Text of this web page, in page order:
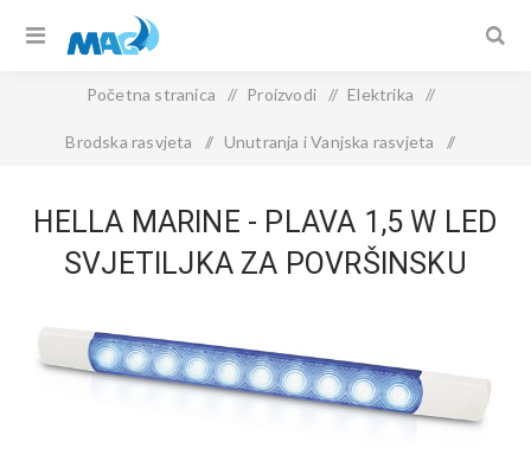
Početna stranica / Proizvodi / Elektrika /
Brodska rasvjeta / Unutranja i Vanjska rasvjeta /
HELLA MARINE - PLAVA 1,5 W LED
SVJETILJKA ZA POVRŠINSKU